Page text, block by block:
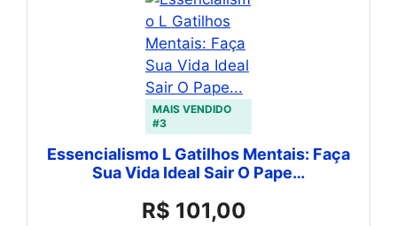
MAIS VENDIDO
#3
Essencialismo L Gatilhos Mentais: Faça
Sua Vida Ideal Sair O Pape…
R$ 101,00